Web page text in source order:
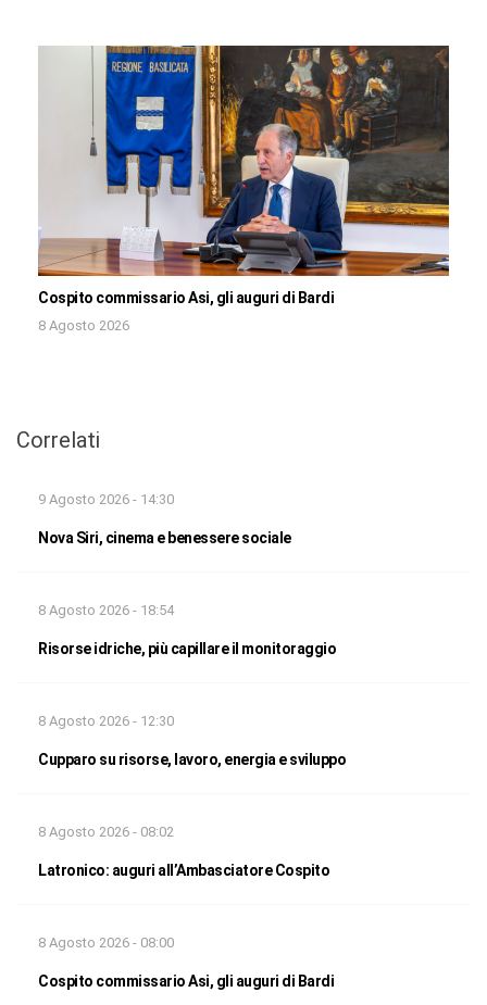
Cospito commissario Asi, gli auguri di Bardi
8 Agosto 2026
Correlati
9 Agosto 2026 - 14:30
Nova Siri, cinema e benessere sociale
8 Agosto 2026 - 18:54
Risorse idriche, più capillare il monitoraggio
8 Agosto 2026 - 12:30
Cupparo su risorse, lavoro, energia e sviluppo
8 Agosto 2026 - 08:02
Latronico: auguri all’Ambasciatore Cospito
8 Agosto 2026 - 08:00
Cospito commissario Asi, gli auguri di Bardi